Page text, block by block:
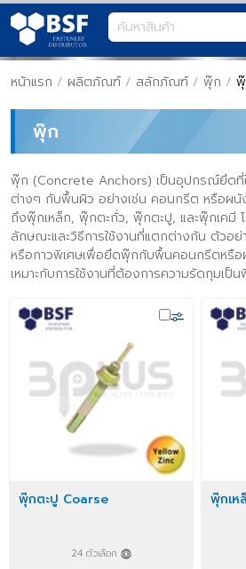
หน้าแรก / ผลิตภัณฑ์ / สลักภัณฑ์ / พุ๊ก /
พุ๊ก
พุ๊ก (Concrete Anchors) เป็นอุปกรณ์ยึด
ต่างๆ กับพื้นผิว อย่างเช่น คอนกรีต หรือผนั
ถึงพุ๊กเหล็ก, พุ๊กตะกั่ว, พุ๊กตะปู, และพุ๊กเคมี
ลักษณะและวิธีการใช้งานที่แตกต่างกัน ตัวอย่
หรือกาวพิเศษเพื่อยึดพุ๊กกับพื้นคอนกรีตหรือ
เหมาะกับการใช้งานที่ต้องการความรัดกุมเป็น
พุ๊กตะปู Coarse
24 ตัวเลือก
พุ๊กเห